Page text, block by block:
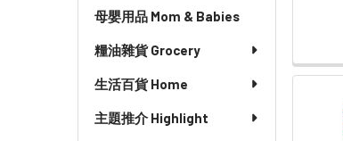
母嬰用品 Mom & Babies
糧油雜貨 Grocery
生活百貨 Home
主題推介 Highlight